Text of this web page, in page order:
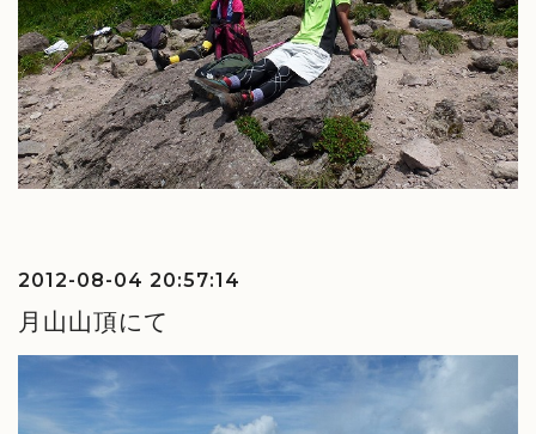
2012-08-04 20:57:14
月山山頂にて